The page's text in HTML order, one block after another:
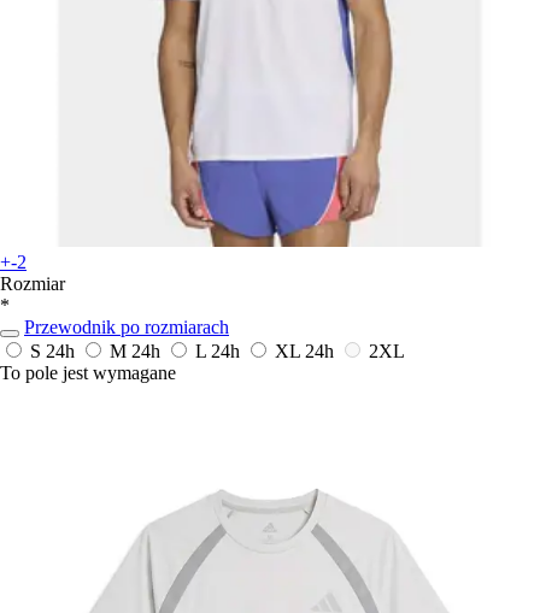
+-2
Rozmiar
*
Przewodnik po rozmiarach
S 24h M 24h L 24h XL 24h
2XL
To pole jest wymagane